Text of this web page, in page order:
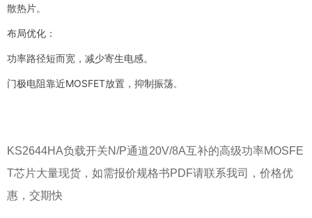
散热片。
布局优化：
功率路径短而宽，减少寄生电感。
门极电阻靠近MOSFET放置，抑制振荡。
​​KS2644HA负载开关N/P通道20V/8A互补的高级功率MOSFE
T芯片大量现货，如需报价规格书PDF请联系我司，价格优
惠，交期快